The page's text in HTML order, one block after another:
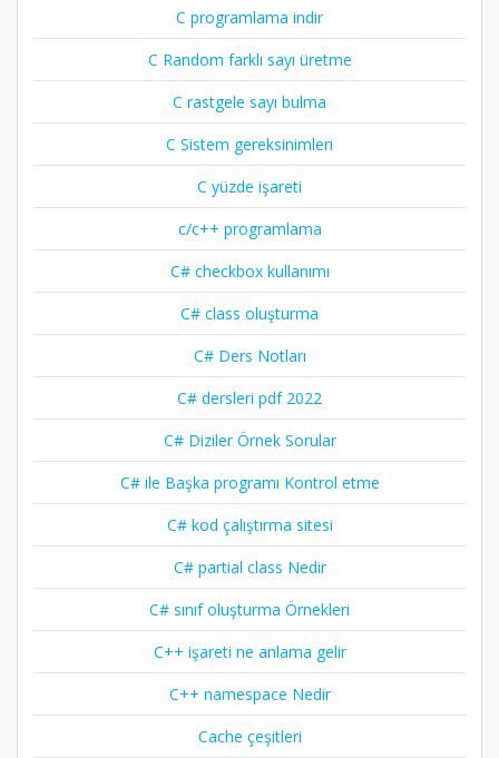
C programlama indir
C Random farklı sayı üretme
C rastgele sayı bulma
C Sistem gereksinimleri
C yüzde işareti
c/c++ programlama
C# checkbox kullanımı
C# class oluşturma
C# Ders Notları
C# dersleri pdf 2022
C# Diziler Örnek Sorular
C# ile Başka programı Kontrol etme
C# kod çalıştırma sitesi
C# partial class Nedir
C# sınıf oluşturma Örnekleri
C++ işareti ne anlama gelir
C++ namespace Nedir
Cache çeşitleri